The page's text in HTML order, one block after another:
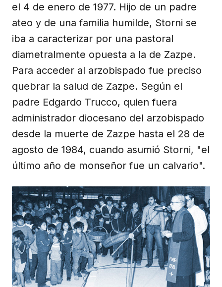
el 4 de enero de 1977. Hijo de un padre
ateo y de una familia humilde, Storni se
iba a caracterizar por una pastoral
diametralmente opuesta a la de Zazpe.
Para acceder al arzobispado fue preciso
quebrar la salud de Zazpe. Según el
padre Edgardo Trucco, quien fuera
administrador diocesano del arzobispado
desde la muerte de Zazpe hasta el 28 de
agosto de 1984, cuando asumió Storni, "el
último año de monseñor fue un calvario".